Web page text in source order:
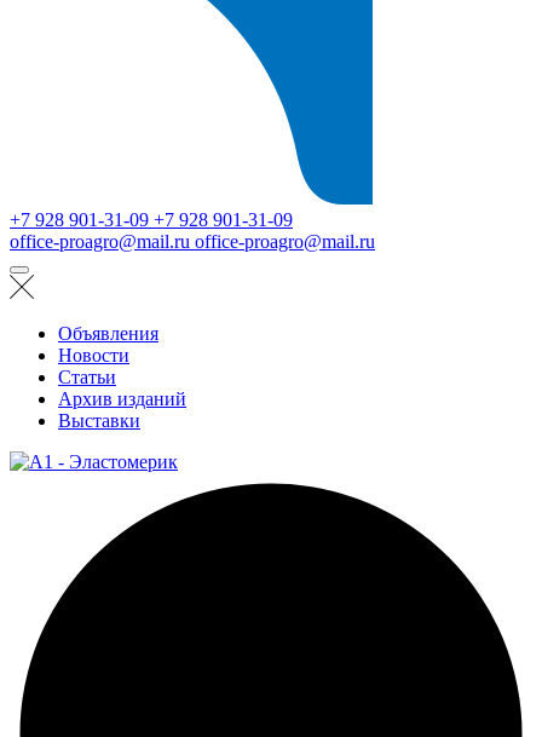
+7 928 901-31-09 +7 928 901-31-09
office-proagro@mail.ru office-proagro@mail.ru
Объявления
Новости
Статьи
Архив изданий
Выставки